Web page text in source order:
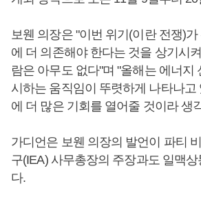
보웬 의장은 "이번 위기(이란 전쟁)
에 더 의존해야 한다는 것을 상기시
람은 아무도 없다"며 "올해는 에너지
시하는 움직임이 뚜렷하게 나타나고
에 더 많은 기회를 열어줄 것이라 생
가디언은 보웬 의장의 발언이 파티
구(IEA) 사무총장의 주장과도 일맥
다.